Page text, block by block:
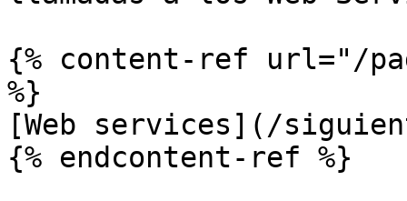
{% content-ref url="/
%}
[Web services](/
{% endcontent-ref %}